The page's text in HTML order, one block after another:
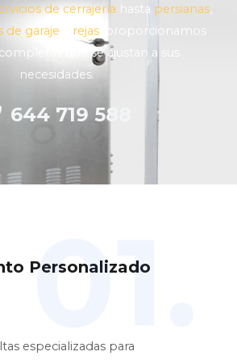
de cerrajería hasta persianas,
de garaje rejas, proporcionamos
que se ajustan a sus
necesidades.
644 719 588
Personalizado
01.
especializadas para